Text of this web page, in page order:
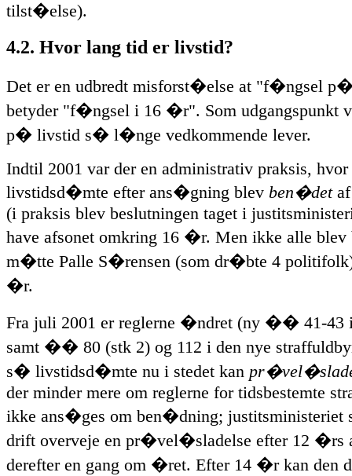
tilst�else).
4.2. Hvor lang tid er livstid?
Det er en udbredt misforst�else at "f�ngsel
betyder "f�ngsel i 16 �r". Som udgangspunkt
p� livstid s� l�nge vedkommende lever.
Indtil 2001 var der en administrativ praksis, hvor
livstidsd�mte efter ans�gning blev ben�detaf
(i praksis blev beslutningen taget i
have afsonet omkring 16 �r. Men ikke alle
m�tte Palle S�rensen (som dr�bte 4
�r.
Fra juli 2001 er reglerne �ndret (ny �� 41-43
samt �� 80 (stk 2) og 112 i den nye
s� livstidsd�mte nu i stedet kan
der minder mere om reglerne for tidsbestemte
ikke ans�ges om ben�dning; justitsministeriet
drift overveje en pr�vel�sladelse efter 12 �rs
derefter en gang om �ret. Efter 14 �r kan den